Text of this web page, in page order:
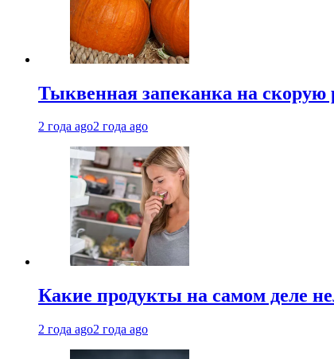
Тыквенная запеканка на скорую
2 года ago2 года ago
Какие продукты на самом деле
2 года ago2 года ago